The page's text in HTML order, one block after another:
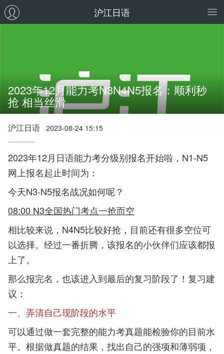
沪江日语
2023年12月能力考N3N4N5报名：顺利秒
抢 相当丝滑
沪江日语 2023-08-24 15:15
2023年12月日语能力考分级别报名开始啦，N1-N5
网上报名起止时间为：
今天N3-N5报名战况如何呢？
08:00 N3全国热门考点一抢而空
相比较来说，N4N5比较好抢，目前还有很多空位可
以选择。经过一番折腾，该报名的小伙伴们应该都报
上了。
那么报完名，也该进入到最后的复习阶段了！复习建
议：
一、弄清自己现阶段的水平
可以通过做一套完整的能力考真题能检验你的目前水
平。根据做真题的结果，找出自己的强项和薄弱项，